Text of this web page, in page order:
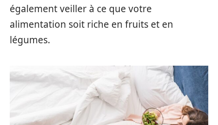
également veiller à ce que votre
alimentation soit riche en fruits et en
légumes.